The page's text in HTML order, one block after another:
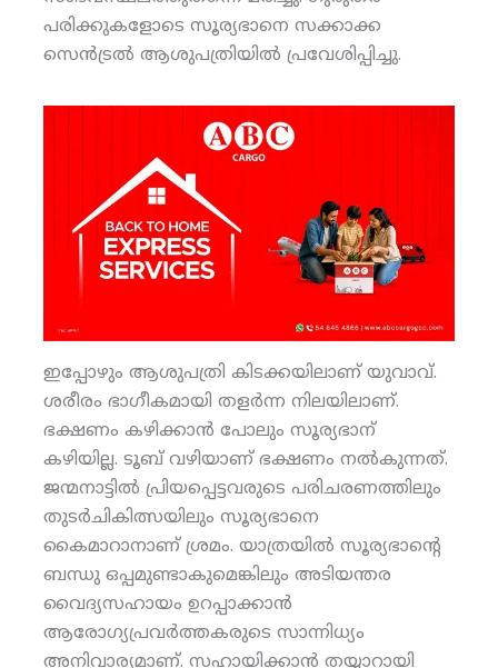
പരിക്കുകളോടെ സൂര്യഭാനെ സക്കാക്ക
സെന്‍ട്രല്‍ ആശുപത്രിയില്‍ പ്രവേശിപ്പിച്ചു.
ഇപ്പോഴും ആശുപത്രി കിടക്കയിലാണ് യുവാവ്.
ശരീരം ഭാഗീകമായി തളര്‍ന്ന നിലയിലാണ്.
ഭക്ഷണം കഴിക്കാന്‍ പോലും സൂര്യഭാന്
കഴിയില്ല. ടൂബ് വഴിയാണ് ഭക്ഷണം നല്‍കുന്നത്.
ജന്മനാട്ടില്‍ പ്രിയപ്പെട്ടവരുടെ പരിചരണത്തിലും
തുടര്‍ചികിത്സയിലും സൂര്യഭാനെ
കൈമാറാനാണ് ശ്രമം. യാത്രയില്‍ സൂര്യഭാന്റെ
ബന്ധു ഒപ്പമുണ്ടാകുമെങ്കിലും അടിയന്തര
വൈദ്യസഹായം ഉറപ്പാക്കാന്‍
ആരോഗ്യപ്രവര്‍ത്തകരുടെ സാന്നിധ്യം
അനിവാര്യമാണ്. സഹായിക്കാന്‍ തയ്യാറായി